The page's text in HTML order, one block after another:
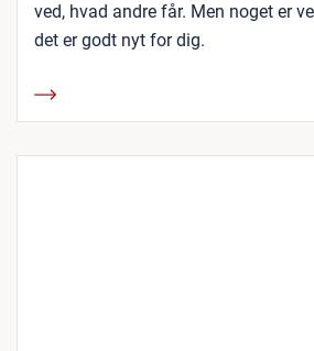
ved, hvad andre får. Men noget er
det er godt nyt for dig.